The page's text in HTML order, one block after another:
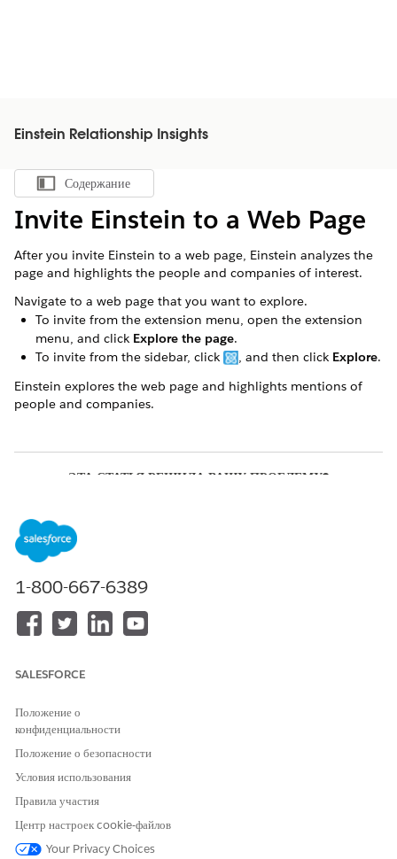
Einstein Relationship Insights
Показать содержание
Содержание
Invite Einstein to a Web Page
After you invite Einstein to a web page, Einstein analyzes the
page and highlights the people and companies of interest.
Navigate to a web page that you want to explore.
To invite from the extension menu, open the extension
menu, and click Explore the page.
To invite from the sidebar, click
, and then click Explore.
Einstein explores the web page and highlights mentions of
people and companies.
ЭТА СТАТЬЯ РЕШИЛА ВАШУ ПРОБЛЕМУ?
1-800-667-6389
SALESFORCE
Положение о
конфиденциальности
Положение о безопасности
Условия использования
Правила участия
Центр настроек cookie-файлов
Your Privacy Choices